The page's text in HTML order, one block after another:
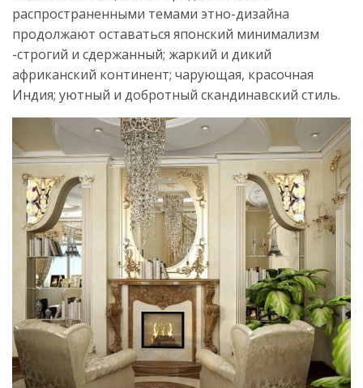
распространенными темами этно-дизайна
продолжают оставаться японский минимализм
-строгий и сдержанный; жаркий и дикий
африканский континент; чарующая, красочная
Индия; уютный и добротный скандинавский стиль.